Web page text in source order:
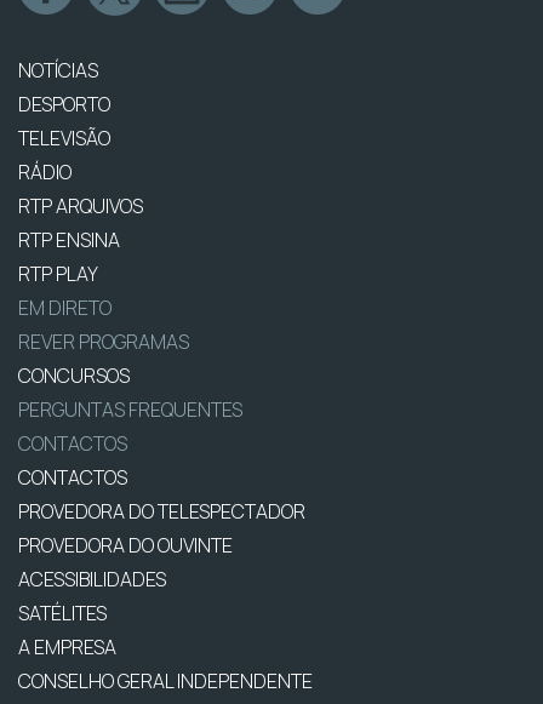
NOTÍCIAS
DESPORTO
TELEVISÃO
RÁDIO
RTP ARQUIVOS
RTP ENSINA
RTP PLAY
EM DIRETO
REVER PROGRAMAS
CONCURSOS
PERGUNTAS FREQUENTES
CONTACTOS
CONTACTOS
PROVEDORA DO TELESPECTADOR
PROVEDORA DO OUVINTE
ACESSIBILIDADES
SATÉLITES
A EMPRESA
CONSELHO GERAL INDEPENDENTE